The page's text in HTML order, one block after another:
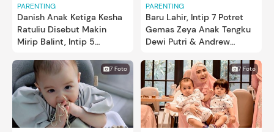
PARENTING
Danish Anak Ketiga Kesha
Ratuliu Disebut Makin
Mirip Balint, Intip 5
PARENTING
Baru Lahir, Intip 7 Potret
Gemas Zeya Anak Tengku
Dewi Putri & Andrew
7 Foto 7 Foto